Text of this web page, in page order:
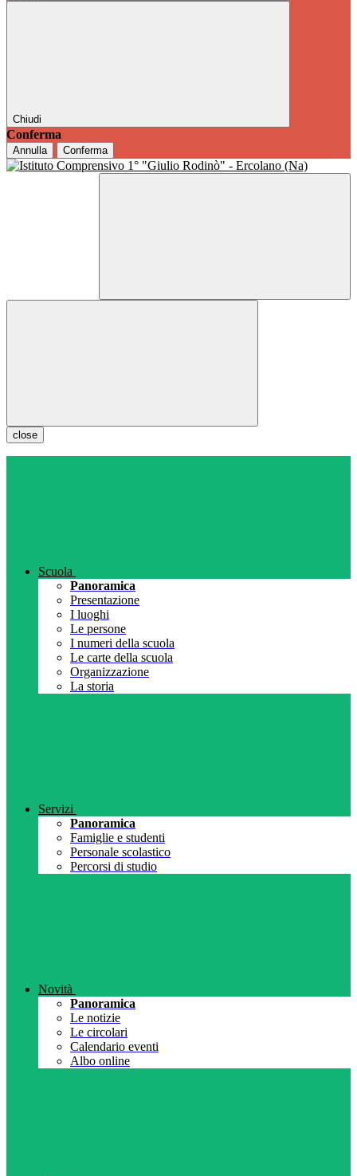
Chiudi
Conferma
Annulla Conferma
close
Scuola
Panoramica
Presentazione
I luoghi
Le persone
I numeri della scuola
Le carte della scuola
Organizzazione
La storia
Servizi
Panoramica
Famiglie e studenti
Personale scolastico
Percorsi di studio
Novità
Panoramica
Le notizie
Le circolari
Calendario eventi
Albo online